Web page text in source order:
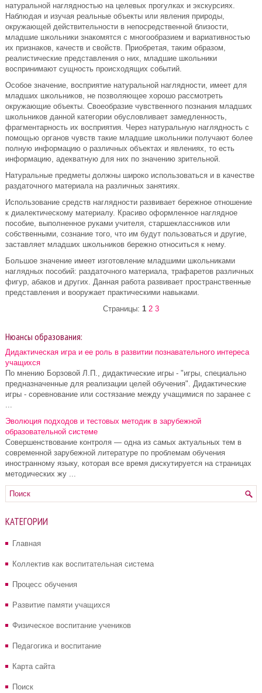
натуральной наглядностью на целевых прогулках и экскурсиях.
Наблюдая и изучая реальные объекты или явления природы,
окружающей действительности в непосредственной близости,
младшие школьники знакомятся с многообразием и вариативностью
их признаков, качеств и свойств. Приобретая, таким образом,
реалистические представления о них, младшие школьники
воспринимают сущность происходящих событий.
Особое значение, восприятие натуральной наглядности, имеет для
младших школьников, не позволяющее хорошо рассмотреть
окружающие объекты. Своеобразие чувственного познания младших
школьников данной категории обусловливает замедленность,
фрагментарность их восприятия. Через натуральную наглядность с
помощью органов чувств такие младшие школьники получают более
полную информацию о различных объектах и явлениях, то есть
информацию, адекватную для них по значению зрительной.
Натуральные предметы должны широко использоваться и в качестве
раздаточного материала на различных занятиях.
Использование средств наглядности развивает бережное отношение
к диалектическому материалу. Красиво оформленное наглядное
пособие, выполненное руками учителя, старшеклассников или
собственными, сознание того, что им будут пользоваться и другие,
заставляет младших школьников бережно относиться к нему.
Большое значение имеет изготовление младшими школьниками
наглядных пособий: раздаточного материала, трафаретов различных
фигур, абаков и других. Данная работа развивает пространственные
представления и вооружает практическими навыками.
Страницы: 1 2 3
Нюансы образования:
Дидактическая игра и ее роль в развитии познавательного интереса
учащихся
По мнению Борзовой Л.П., дидактические игры - "игры, специально
предназначенные для реализации целей обучения". Дидактические
игры - соревнование или состязание между учащимися по заранее с
...
Эволюция подходов и тестовых методик в зарубежной
образовательной системе
Совершенствование контроля — одна из самых актуальных тем в
современной за­рубежной литературе по проблемам обу­чения
иностранному языку, которая все время дискутируется на страницах
мето­дических жу ...
КАТЕГОРИИ
Главная
Коллектив как воспитательная система
Процесс обучения
Развитие памяти учащихся
Физическое воспитание учеников
Педагогика и воспитание
Карта сайта
Поиск